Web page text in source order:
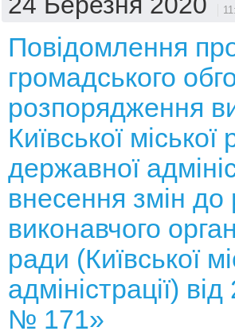
Повідомлення
громадського
розпорядження
Київської міської
державної
внесення змін
виконавчого
ради (Київської
адміністрації)
№ 171»